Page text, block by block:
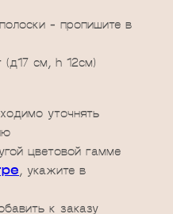
- пропишите в
см, h 12см)
уточнять
цветовой гамме
, укажите в
к заказу